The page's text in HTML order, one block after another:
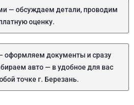
— обсуждаем детали, проводим
оценку.
оформляем документы и сразу
авто — в удобное для вас
точке г. Березань.